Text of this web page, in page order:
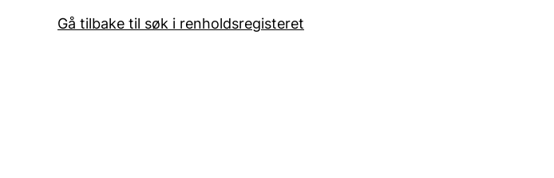
Gå tilbake til søk i renholdsregisteret